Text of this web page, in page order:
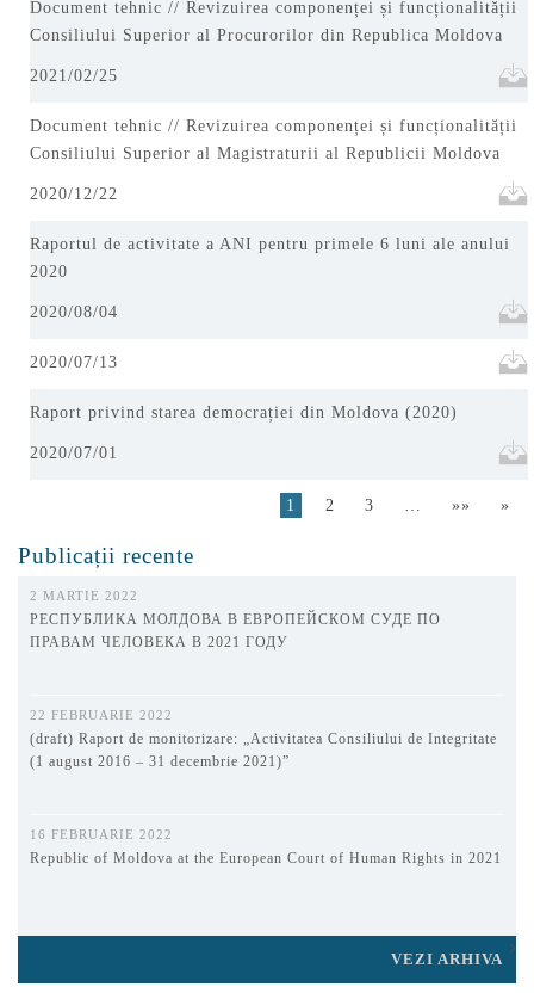
Document tehnic // Revizuirea componenței și funcționalității
Consiliului Superior al Procurorilor din Republica Moldova
2021/02/25
Document tehnic // Revizuirea componenței și funcționalității
Consiliului Superior al Magistraturii al Republicii Moldova
2020/12/22
Raportul de activitate a ANI pentru primele 6 luni ale anului
2020
2020/08/04
2020/07/13
Raport privind starea democrației din Moldova (2020)
2020/07/01
1 2 3 … »» »
Publicații recente
2 MARTIE 2022
РЕСПУБЛИКА МОЛДОВА В ЕВРОПЕЙСКОМ СУДЕ ПО
ПРАВАМ ЧЕЛОВЕКА В 2021 ГОДУ
22 FEBRUARIE 2022
(draft) Raport de monitorizare: „Activitatea Consiliului de Integritate
(1 august 2016 – 31 decembrie 2021)”
16 FEBRUARIE 2022
Republic of Moldova at the European Court of Human Rights in 2021
VEZI ARHIVA